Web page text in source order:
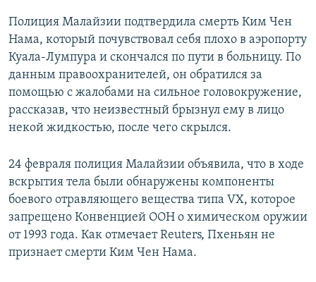
Полиция Малайзии подтвердила смерть Ким Чен
Нама, который почувствовал себя плохо в аэропорту
Куала-Лумпура и скончался по пути в больницу. По
данным правоохранителей, он обратился за
помощью с жалобами на сильное головокружение,
рассказав, что неизвестный брызнул ему в лицо
некой жидкостью, после чего скрылся.
24 февраля полиция Малайзии объявила, что в ходе
вскрытия тела были обнаружены компоненты
боевого отравляющего вещества типа VX, которое
запрещено Конвенцией ООН о химическом оружии
от 1993 года. Как отмечает Reuters, Пхеньян не
признает смерти Ким Чен Нама.